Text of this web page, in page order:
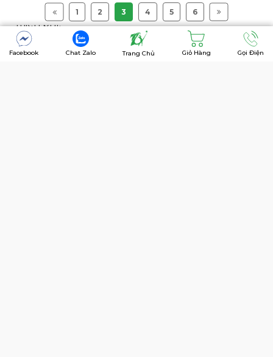
1 2 3 4 5 6
Dịch vụ custom gậy theo yêu cầu, khắc tên lên gậy
miễn phí.
Facebook Chat Zalo Trang Chủ Giỏ Hàng Gọi Điện